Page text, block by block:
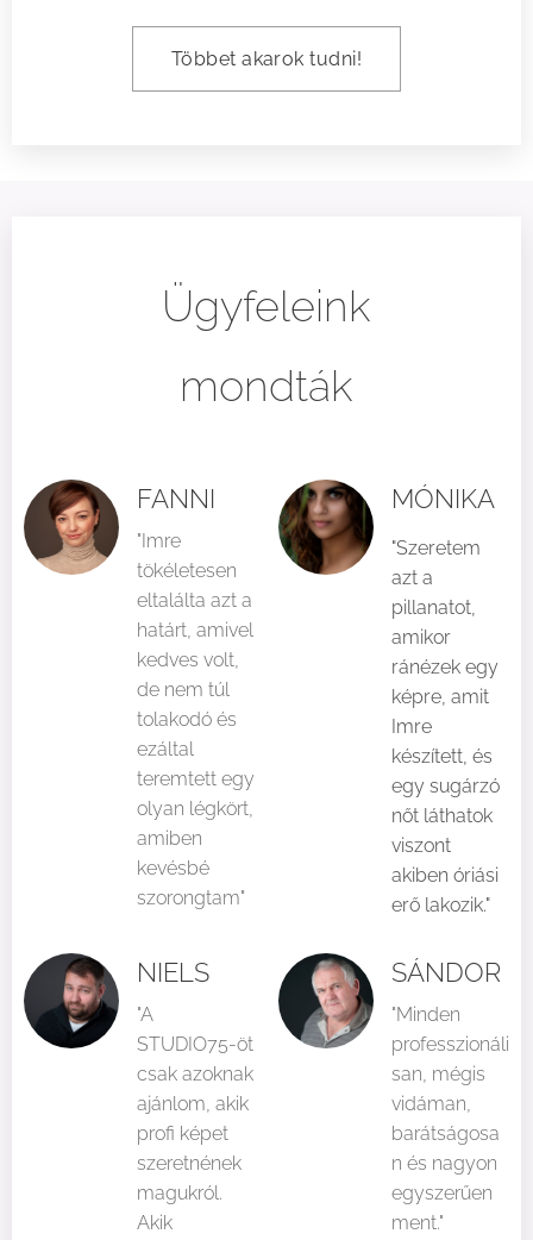
Többet akarok tudni!
Ügyfeleink
mondták
FANNI
"Imre
tökéletesen
eltalálta azt a
határt, amivel
kedves volt,
de nem túl
tolakodó és
ezáltal
teremtett egy
olyan légkört,
amiben
kevésbé
szorongtam"
MÓNIKA
"Szeretem
azt a
pillanatot,
amikor
ránézek egy
képre, amit
Imre
készített, és
egy sugárzó
nőt láthatok
viszont
akiben óriási
erő lakozik."
NIELS
"A
STUDIO75-öt
csak azoknak
ajánlom, akik
profi képet
szeretnének
magukról.
Akik
SÁNDOR
"Minden
professzionáli
san, mégis
vidáman,
barátságosa
n és nagyon
egyszerűen
ment."